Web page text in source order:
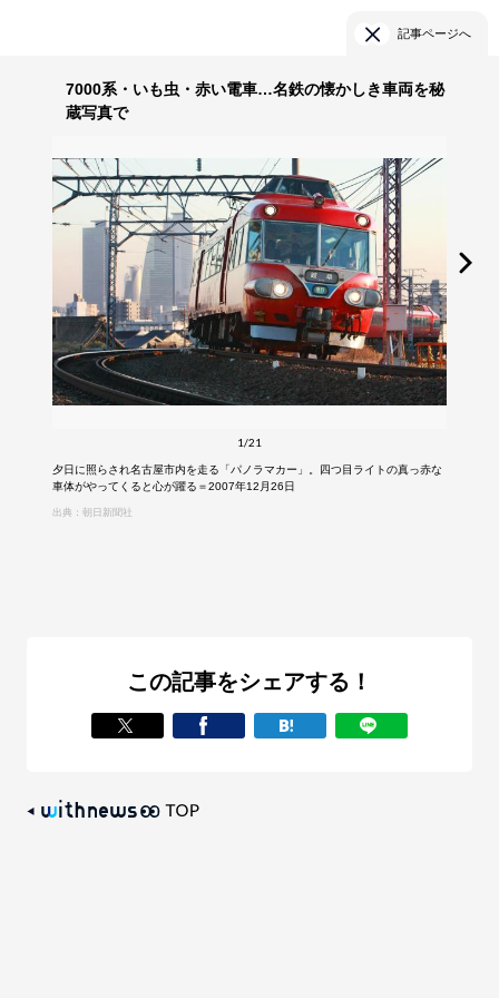
記事ページへ
7000系・いも虫・赤い電車…名鉄の懐かしき車両を秘
蔵写真で
1/21
夕日に照らされ名古屋市内を走る「パノラマカー」。四つ目ライトの真っ赤な
車体がやってくると心が躍る＝2007年12月26日
出典：朝日新聞社
この記事をシェアする！